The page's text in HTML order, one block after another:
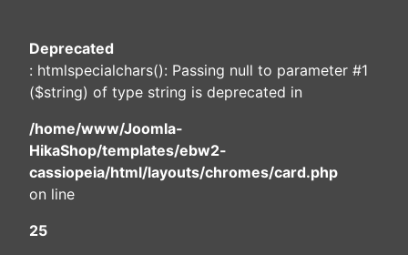
Deprecated
: htmlspecialchars(): Passing null to parameter #1
($string) of type string is deprecated in
/home/www/Joomla-
HikaShop/templates/ebw2-
cassiopeia/html/layouts/chromes/card.php
on line
25